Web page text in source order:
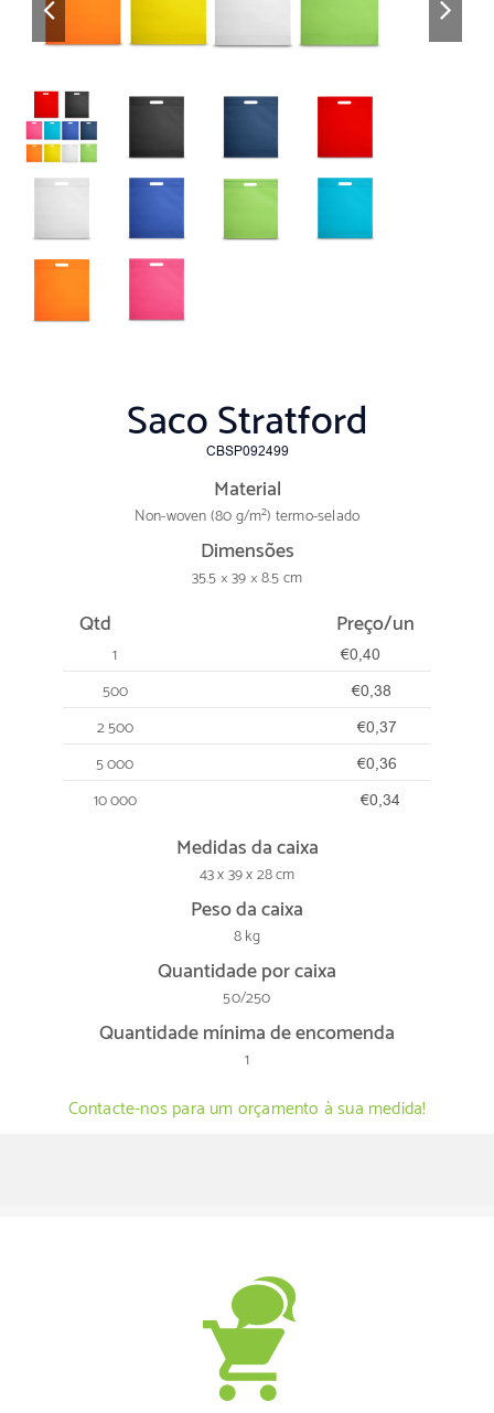
Saco Stratford
CBSP092499
Material
Non-woven (80 g/m²) termo-selado
Dimensões
35.5 × 39 × 8.5 cm
Qtd Preço/un
1 €0,40
500 €0,38
2 500 €0,37
5 000 €0,36
10 000 €0,34
Medidas da caixa
43 x 39 x 28 cm
Peso da caixa
8 kg
Quantidade por caixa
50/250
Quantidade mínima de encomenda
1
Contacte-nos para um orçamento à sua medida!